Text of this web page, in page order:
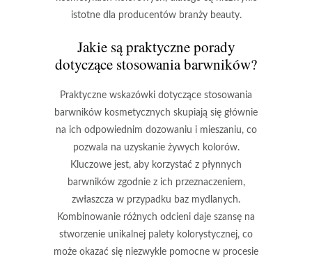
istotne dla producentów branży beauty.
Jakie są praktyczne porady
dotyczące stosowania barwników?
Praktyczne wskazówki dotyczące stosowania
barwników kosmetycznych skupiają się głównie
na ich odpowiednim dozowaniu i mieszaniu, co
pozwala na uzyskanie żywych kolorów.
Kluczowe jest, aby korzystać z płynnych
barwników zgodnie z ich przeznaczeniem,
zwłaszcza w przypadku baz mydlanych.
Kombinowanie różnych odcieni daje szansę na
stworzenie unikalnej palety kolorystycznej, co
może okazać się niezwykle pomocne w procesie